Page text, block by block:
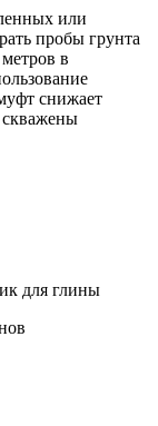
или
пробы грунта
в
снижает
скважены
для глины